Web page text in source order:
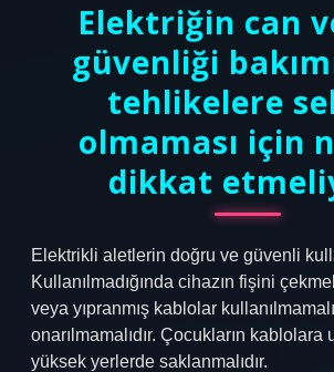
Elektriğin can
güvenliği
tehlikelere
olmaması için
dikkat
Elektrikli aletlerin doğru ve güvenli
Kullanılmadığında cihazın fişini
veya yıpranmış kablolar
onarılmamalıdır. Çocukların kablolara
yüksek yerlerde saklanmalıdır.